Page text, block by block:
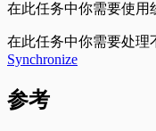
在此任务中你需要使用
在此任务中你需要处理
Synchronize
参考